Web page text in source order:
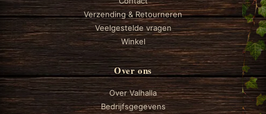
Verzending & Retourneren
Veelgestelde vragen
Winkel
Over ons
Over Valhalla
Bedrijfsgegevens